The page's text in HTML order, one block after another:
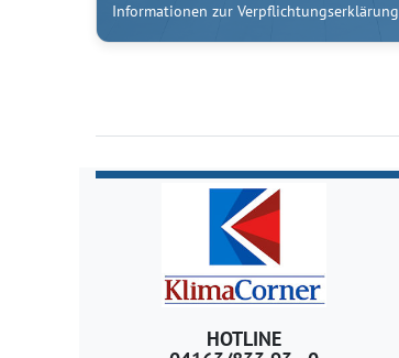
Informationen zur Verpflichtungserklärung
HOTLINE